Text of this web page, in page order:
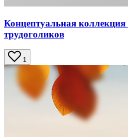
Концептуальная
трудоголиков
1